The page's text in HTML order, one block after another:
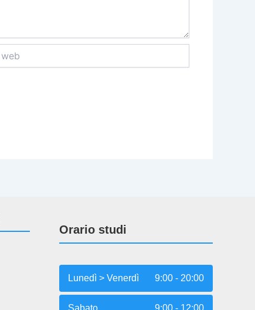
Orario studi
Lunedì > Venerdì 9:00 - 20:00